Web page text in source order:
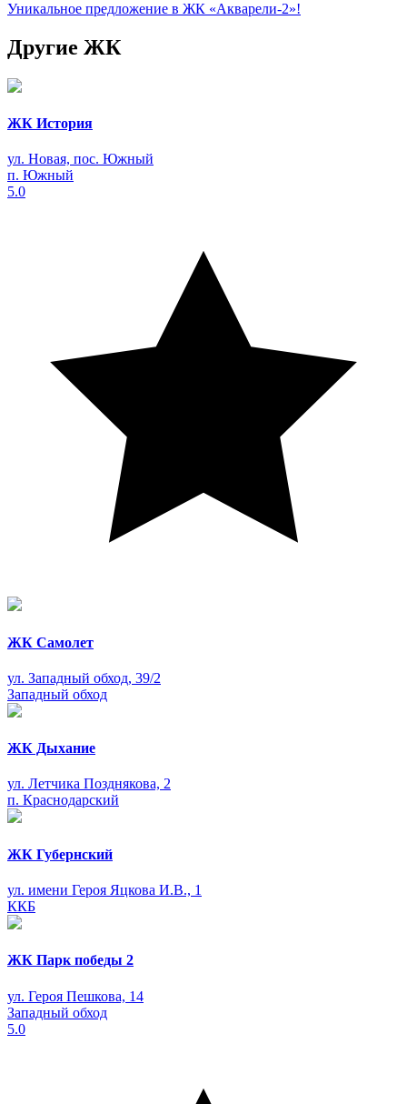
Уникальное предложение в ЖК «Акварели-2»!
Другие ЖК
ЖК История
ул. Новая, пос. Южный
п. Южный
5.0
ЖК Самолет
ул. Западный обход, 39/2
Западный обход
ЖК Дыхание
ул. Летчика Позднякова, 2
п. Краснодарский
ЖК Губернский
ул. имени Героя Яцкова И.В., 1
ККБ
ЖК Парк победы 2
ул. Героя Пешкова, 14
Западный обход
5.0